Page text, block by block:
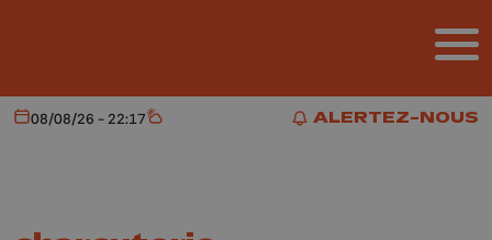
ALERTEZ-NOUS
ALERTEZ-NOUS
Aujourd'hui
08/08/26 - 22:17 Météo